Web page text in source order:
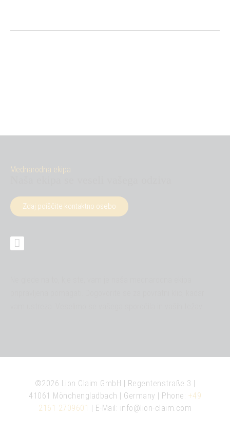
Mednarodna ekipa
Zdaj poiščite kontaktno osebo
©2026 Lion Claim GmbH | Regentenstraße 3 |
41061 Mönchengladbach | Germany | Phone: +49
2161 2709601 | E-Mail: info@lion-claim.com